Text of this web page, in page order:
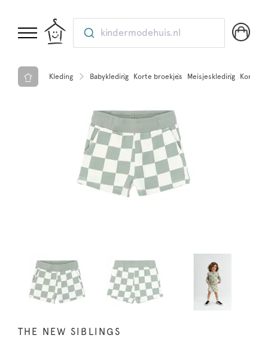
kindermodehuis.nl
Kleding Babykleding Korte broekjes Meisjeskleding Korte
THE NEW SIBLINGS